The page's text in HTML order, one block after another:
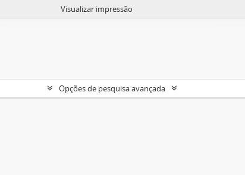
Visualizar impressão
Opções de pesquisa avançada